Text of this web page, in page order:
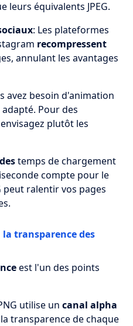
leurs équivalents JPEG.
: Les plateformes
recompressent
annulant les avantages
avez besoin d'animation
Pour des
plutôt les
temps de chargement
compte pour le
peut ralentir vos pages
la transparence des
est l'un des points
utilise un canal alpha
transparence de chaque